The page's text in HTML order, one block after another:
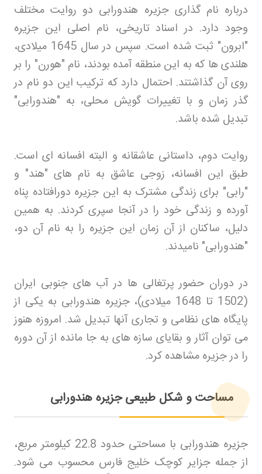
درباره نام گذاری جزیره هندورابی دو روایت مختلف
وجود دارد. در اسناد تاریخی، نام اصلی این جزیره
"ابرون" ثبت شده است. سپس در سال 1645 میلادی،
هلندی ها که به این منطقه آمده بودند، نام "هورن" را بر
روی آن گذاشتند. احتمال دارد که ترکیب این دو نام در
گذر زمان و با تغییرات گویش محلی، به "هندورابی"
تبدیل شده باشد.
روایت دوم، داستانی عاشقانه و البته افسانه ای است.
طبق این افسانه، زوجی عاشق به نام های "هند" و
"رابی" برای زندگی مشترک به این جزیره دورافتاده پناه
آورده و زندگی خود را در آنجا سپری کردند. به همین
دلیل، ساکنان از آن زمان این جزیره را به نام آن دو،
"هندورابی" نامیدند.
در دوران حضور پرتغالی ها در آب های جنوبی ایران
(1502 تا 1648 میلادی)، جزیره هندورابی به یکی از
پایگاه های نظامی و تجاری آنها تبدیل شد. امروزه هنوز
می توان آثار و بقایای سازه های به جا مانده از آن دوره
را در جزیره مشاهده کرد.
مساحت و شکل طبیعی جزیره هندورابی
جزیره هندورابی با مساحتی حدود 22.8 کیلومتر مربع،
از جمله جزایر کوچک خلیج فارس محسوب می شود.